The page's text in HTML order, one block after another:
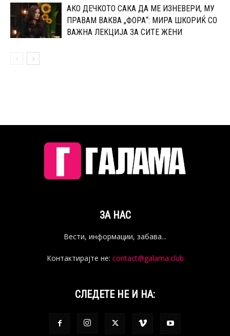
АКО ДЕЧКОТО САКА ДА МЕ ИЗНЕВЕРИ, МУ
ПРАВАМ ВАКВА „ФОРА“: МИРА ШКОРИЌ СО
ВАЖНА ЛЕКЦИЈА ЗА СИТЕ ЖЕНИ
ЗА НАС
Вести, информации, забава...
Контактирајте не: contact@galama.club
СЛЕДЕТЕ НЕ И НА: